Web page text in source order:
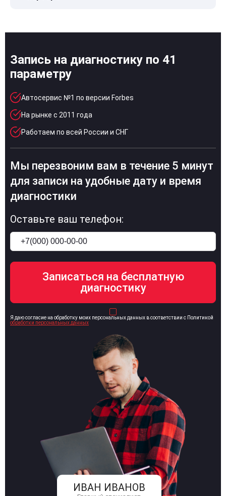
Запись на диагностику по 41
параметру
Автосервис №1 по версии Forbes
На рынке с 2011 года
Работаем по всей России и СНГ
ИВАН ИВАНОВ
Мы перезвоним вам в течение 5 минут
для записи на удобные дату и время
диагностики
Оставьте ваш телефон:
Я даю согласие на обработку моих персональных данных в соответствии с Политикой
обработки персональных данных